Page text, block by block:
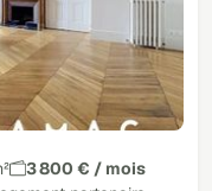
3 800 € / mois